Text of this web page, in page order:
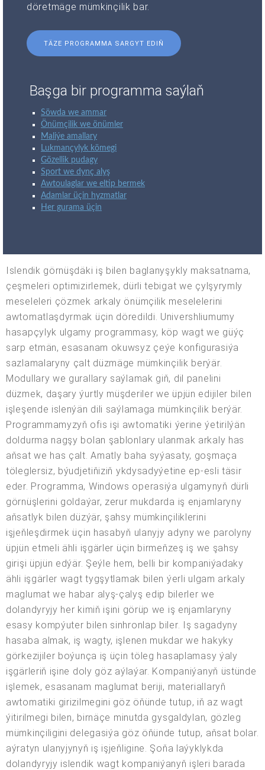
döretmäge mümkinçilik bar.
TÄZE PROGRAMMA SARGYT EDIŇ
Başga bir programma saýlaň
Söwda we ammar
Önümçilik we önümler
Maliýe amallary
Lukmançylyk kömegi
Gözellik pudagy
Sport we dynç alyş
Awtoulaglar we eltip bermek
Adamlar üçin hyzmatlar
Her gurama üçin
Islendik görnüşdäki iş bilen baglanyşykly maksatnama,
çeşmeleri optimizirlemek, dürli tebigat we çylşyrymly
meseleleri çözmek arkaly önümçilik meselelerini
awtomatlaşdyrmak üçin döredildi. Univershliumumy
hasapçylyk ulgamy programmasy, köp wagt we güýç
sarp etmän, esasanam okuwsyz çeýe konfigurasiýa
sazlamalaryny çalt düzmäge mümkinçilik berýär.
Modullary we gurallary saýlamak giň, dil panelini
düzmek, daşary ýurtly müşderiler we üpjün edijiler bilen
işleşende islenýän dili saýlamaga mümkinçilik berýär.
Programmamyzyň ofis işi awtomatiki ýerine ýetirilýän
doldurma nagşy bolan şablonlary ulanmak arkaly has
aňsat we has çalt. Amatly baha syýasaty, goşmaça
töleglersiz, býudjetiňiziň ykdysadyýetine ep-esli täsir
eder. Programma, Windows operasiýa ulgamynyň dürli
görnüşlerini goldaýar, zerur mukdarda iş enjamlaryny
aňsatlyk bilen düzýär, şahsy mümkinçiliklerini
işjeňleşdirmek üçin hasabyň ulanyjy adyny we parolyny
üpjün etmeli ähli işgärler üçin birmeňzeş iş we şahsy
girişi üpjün edýär. Şeýle hem, belli bir kompaniýadaky
ähli işgärler wagt tygşytlamak bilen ýerli ulgam arkaly
maglumat we habar alyş-çalyş edip bilerler we
dolandyryjy her kimiň işini görüp we iş enjamlaryny
esasy kompýuter bilen sinhronlap biler. Iş sagadyny
hasaba almak, iş wagty, işlenen mukdar we hakyky
görkezijiler boýunça iş üçin töleg hasaplamasy ýaly
işgärleriň işine doly göz aýlaýar. Kompaniýanyň üstünde
işlemek, esasanam maglumat beriji, materiallaryň
awtomatiki girizilmegini göz öňünde tutup, iň az wagt
ýitirilmegi bilen, birnäçe minutda gysgaldylan, gözleg
mümkinçiligini delegasiýa göz öňünde tutup, aňsat bolar.
aýratyn ulanyjynyň iş işjeňligine. Şoňa laýyklykda
dolandyryjy islendik wagt kompaniýanyň işleri barada